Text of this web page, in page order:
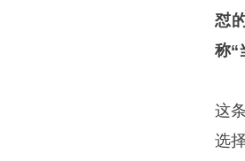
怼
称“
这
选